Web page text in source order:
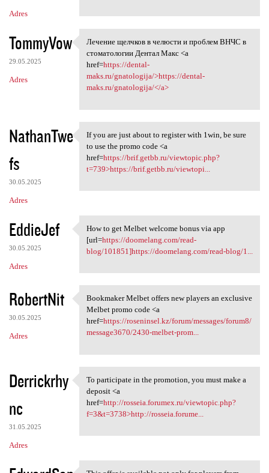
Adres
TommyVow
29.05.2025
Adres
Лечение щелчков в челюсти и
Лечение щелчков в челюсти и проблем ВНЧС в
стоматологии Дентал Макс <a
href=https://dental-
maks.ru/gnatologija/>https://dental-
maks.ru/gnatologija/</a>
NathanTwe
fs
30.05.2025
Adres
If you are just about to
If you are just about to register with 1win, be sure
to use the promo code <a
href=https://brif.getbb.ru/viewtopic.php?
t=739>https://brif.getbb.ru/viewtopi...
EddieJef
30.05.2025
Adres
How to get Melbet welcome
How to get Melbet welcome bonus via app
[url=https://doomelang.com/read-
blog/101851]https://doomelang.com/read-blog/1...
RobertNit
30.05.2025
Adres
Bookmaker Melbet offers new
Bookmaker Melbet offers new players an exclusive
Melbet promo code <a
href=https://roseninsel.kz/forum/messages/forum8/
message3670/2430-melbet-prom...
Derrickrhy
nc
31.05.2025
Adres
To participate in the
To participate in the promotion, you must make a
deposit <a
href=http://rosseia.forumex.ru/viewtopic.php?
f=3&t=3738>http://rosseia.forume...